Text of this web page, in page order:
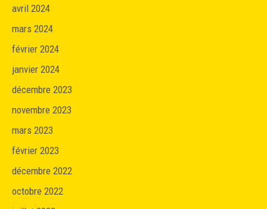
avril 2024
mars 2024
février 2024
janvier 2024
décembre 2023
novembre 2023
mars 2023
février 2023
décembre 2022
octobre 2022